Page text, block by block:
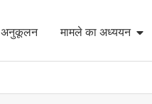
अनुकूलन मामले का अध्ययन